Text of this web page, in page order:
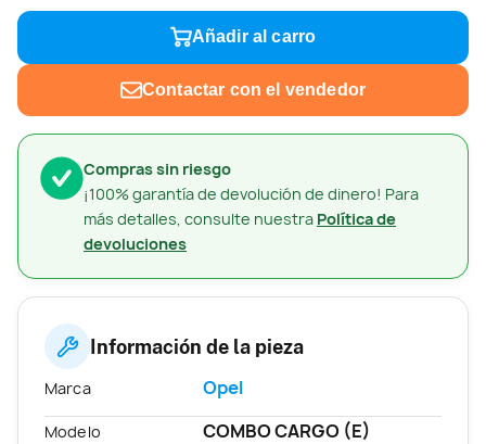
Compras sin riesgo
¡100% garantía de devolución de dinero! Para
más detalles, consulte nuestra Política de
devoluciones
Añadir al carro
Contactar con el vendedor
Información de la pieza
Marca Opel
Modelo COMBO CARGO (E)